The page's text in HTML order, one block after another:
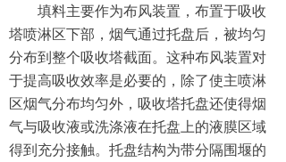
填料主要作为布风装置，布置于吸收
塔喷淋区下部，烟气通过托盘后，被均匀
分布到整个吸收塔截面。这种布风装置对
于提高吸收效率是必要的，除了使主喷淋
区烟气分布均匀外，吸收塔托盘还使得烟
气与吸收液或洗涤液在托盘上的液膜区域
得到充分接触。托盘结构为带分隔围堰的